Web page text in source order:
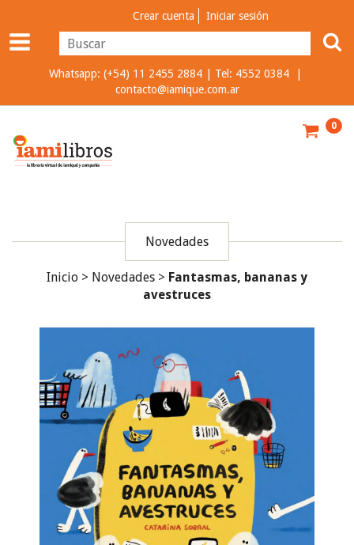
Crear cuenta Iniciar sesión
Whatsapp: (+54) 11 2455 2884 | Tel: 4552 0384 |
contacto@iamique.com.ar
0
Novedades
Inicio > Novedades > Fantasmas, bananas y
avestruces